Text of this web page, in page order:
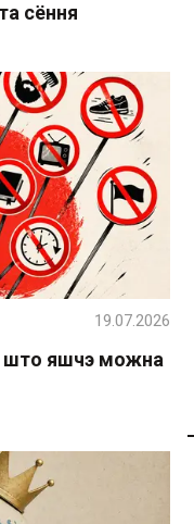
сёння
што яшчэ можна
19.07.2026